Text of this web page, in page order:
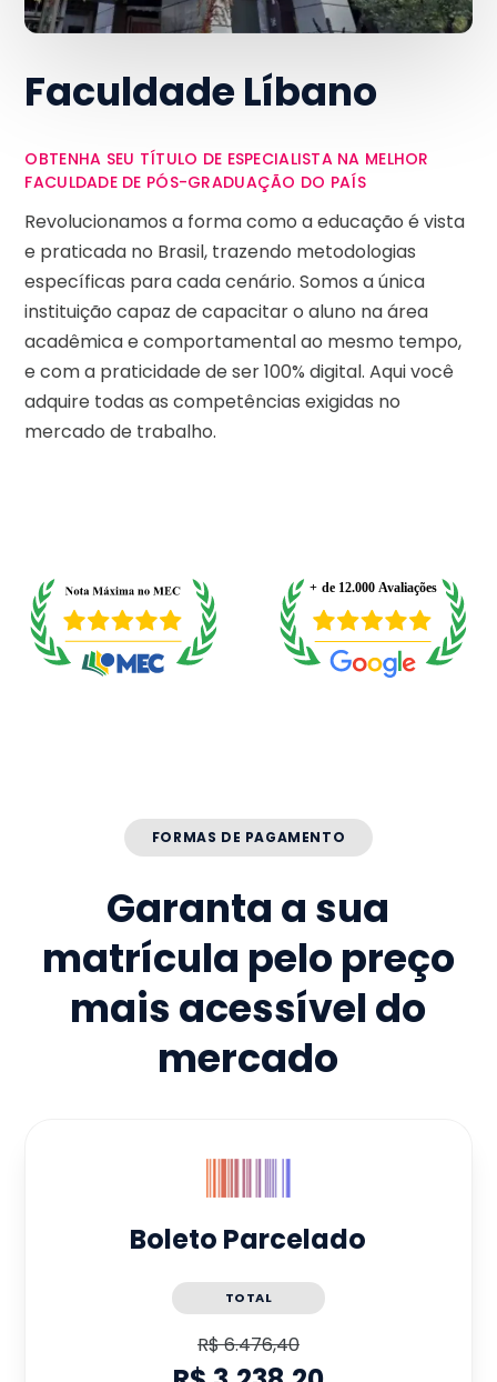
Faculdade Líbano
OBTENHA SEU TÍTULO DE ESPECIALISTA NA MELHOR
FACULDADE DE PÓS-GRADUAÇÃO DO PAÍS
Revolucionamos a forma como a educação é vista
e praticada no Brasil, trazendo metodologias
específicas para cada cenário. Somos a única
instituição capaz de capacitar o aluno na área
acadêmica e comportamental ao mesmo tempo,
e com a praticidade de ser 100% digital. Aqui você
adquire todas as competências exigidas no
mercado de trabalho.
FORMAS DE PAGAMENTO
Garanta a sua
matrícula pelo preço
mais acessível do
mercado
Boleto Parcelado
TOTAL
R$ 6.476,40